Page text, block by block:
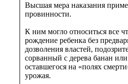
Высшая мера наказания
провинности.
К ним могло относиться все
рождение ребенка без
дозволения властей,
сорванный с дерева банан
оставшегося на «полях
урожая.